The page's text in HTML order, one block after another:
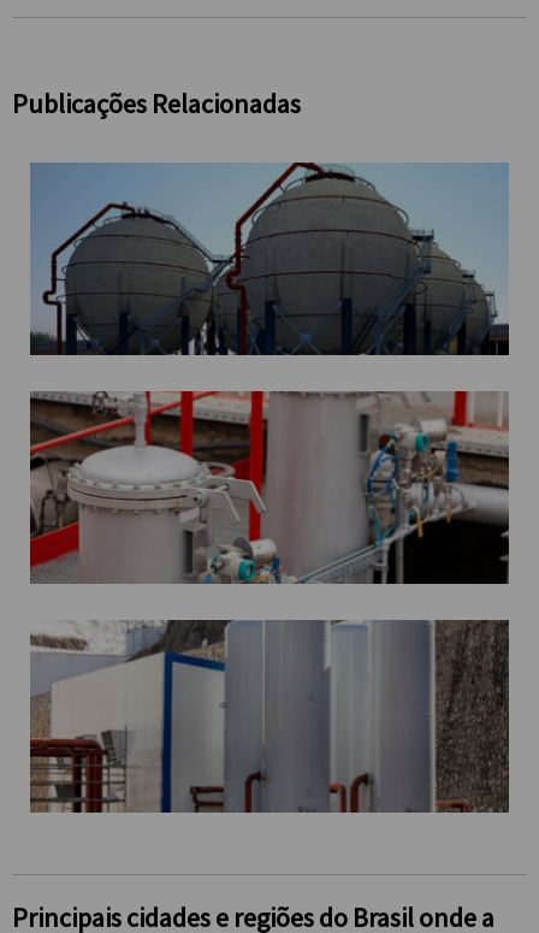
Publicações Relacionadas
Principais cidades e regiões do Brasil onde a